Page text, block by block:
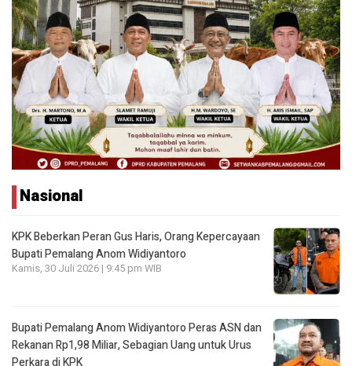
Nasional
KPK Beberkan Peran Gus Haris, Orang Kepercayaan
Bupati Pemalang Anom Widiyantoro
Kamis, 30 Juli 2026 | 9:45 pm WIB
Bupati Pemalang Anom Widiyantoro Peras ASN dan
Rekanan Rp1,98 Miliar, Sebagian Uang untuk Urus
Perkara di KPK